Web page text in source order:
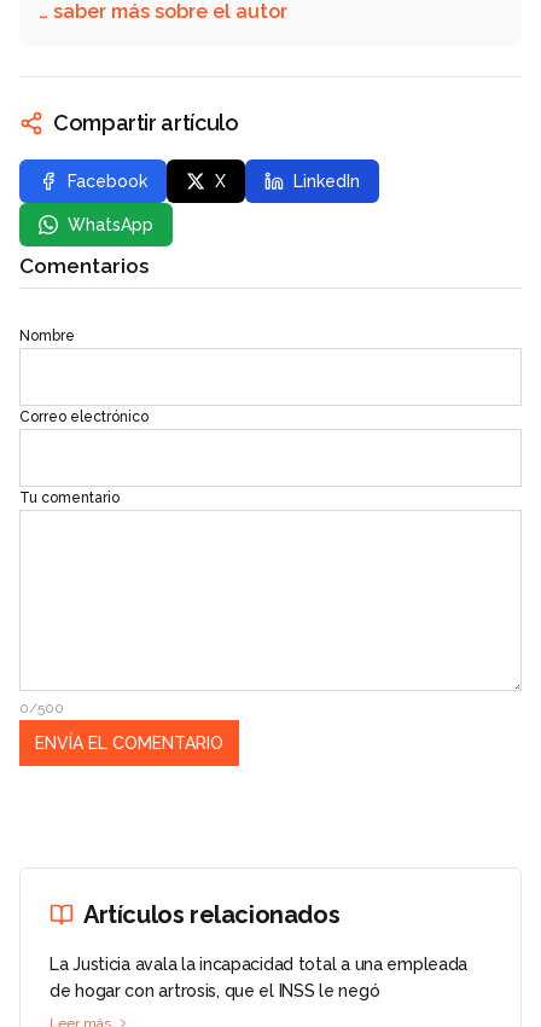
… saber más sobre el autor
Compartir artículo
Facebook X LinkedIn
WhatsApp
Comentarios
Nombre
Correo electrónico
Tu comentario
0/500
Artículos relacionados
La Justicia avala la incapacidad total a una empleada
de hogar con artrosis, que el INSS le negó
Leer más